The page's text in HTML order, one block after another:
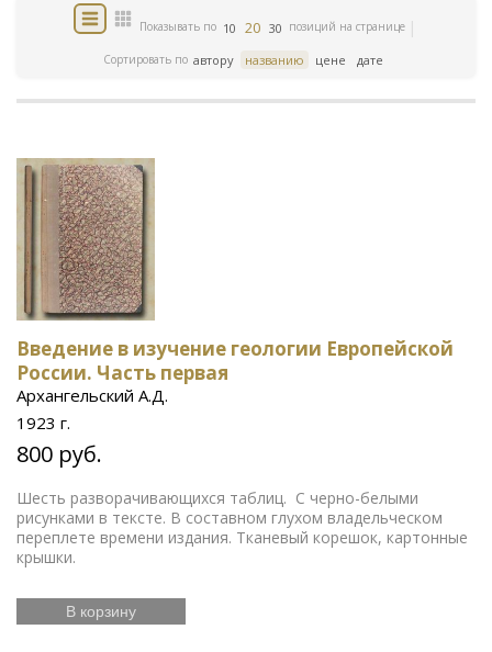
Показывать по 10 20 30 позиций на странице
Сортировать по автору названию цене дате
Введение в изучение геологии Европейской
России. Часть первая
Архангельский А.Д.
1923 г.
800 руб.
Шесть разворачивающихся таблиц. С черно-белыми
рисунками в тексте. В составном глухом владельческом
переплете времени издания. Тканевый корешок, картонные
крышки.
В корзину